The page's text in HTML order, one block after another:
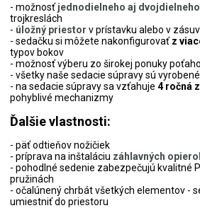
- možnosť jednodielneho aj
trojkreslách
- úložný priestor v prístavku alebo v
- sedačku si môžete nakonfigurovať z
typov bokov
- možnosť výberu zo širokej ponuky
- všetky naše sedacie súpravy sú
- na sedacie súpravy sa vzťahuje 4 ročná
pohyblivé mechanizmy
Ďalšie vlastnosti:
- päť odtieňov nožičiek
- príprava na inštaláciu záhlavných
- pohodlné sedenie zabezpečujú kvalitné
pružinách
- očalúnený chrbát všetkých elementov -
umiestniť do priestoru